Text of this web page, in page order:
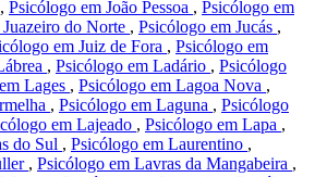
, Psicólogo em João Pessoa , Psicólogo em
do Norte , Psicólogo em Jucás ,
em Juiz de Fora , Psicólogo em
, Psicólogo em Ladário , Psicólogo
Lages , Psicólogo em Lagoa Nova ,
, Psicólogo em Laguna , Psicólogo
em Lajeado , Psicólogo em Lapa ,
do Sul , Psicólogo em Laurentino ,
, Psicólogo em Lavras da Mangabeira ,